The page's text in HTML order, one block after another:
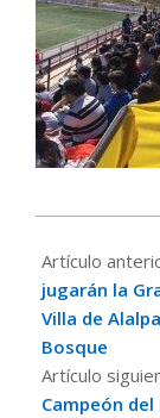
05-
02
Artículo
jugarán la
Villa de
Bosque
Artículo
Campeón